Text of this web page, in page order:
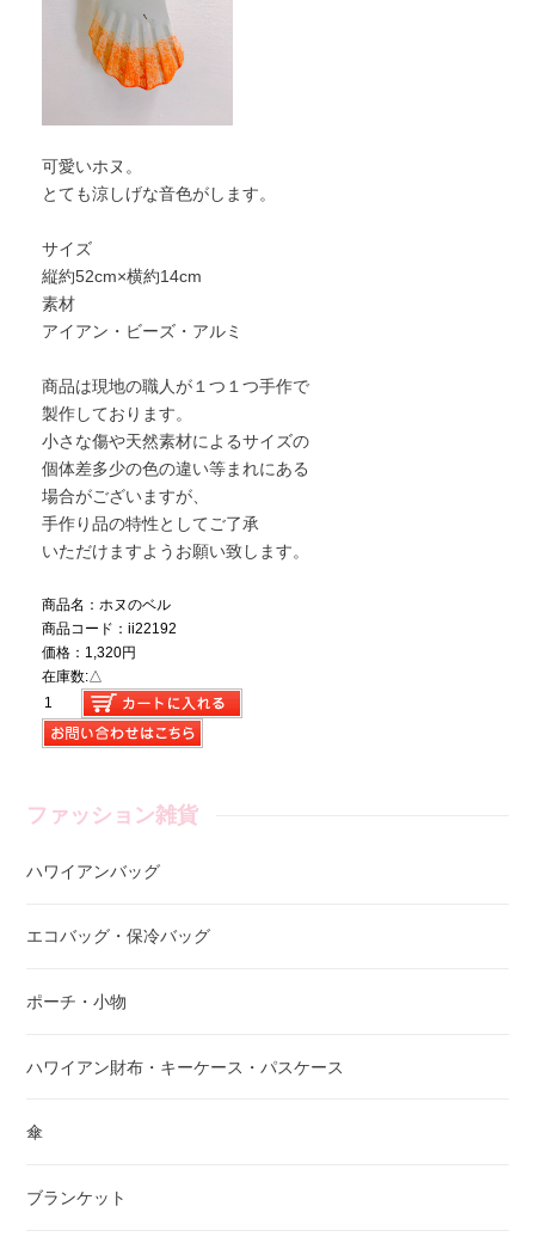
可愛いホヌ。
とても涼しげな音色がします。
サイズ
縦約52cm×横約14cm
素材
アイアン・ビーズ・アルミ
商品は現地の職人が１つ１つ手作で
製作しております。
小さな傷や天然素材によるサイズの
個体差多少の色の違い等まれにある
場合がございますが、
手作り品の特性としてご了承
いただけますようお願い致します。
商品名：ホヌのベル
商品コード：ii22192
価格：1,320円
在庫数:△
ファッション雑貨
ハワイアンバッグ
エコバッグ・保冷バッグ
ポーチ・小物
ハワイアン財布・キーケース・パスケース
傘
ブランケット